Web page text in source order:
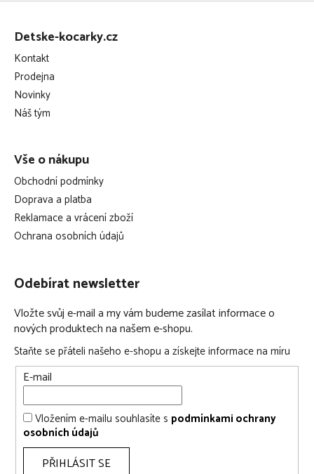
Z
Detske-kocarky.cz
Kontakt
Prodejna
Novinky
Náš tým
Vše o nákupu
Obchodní podmínky
Doprava a platba
Reklamace a vrácení zboží
Ochrana osobních údajů
Odebírat newsletter
Vložte svůj e-mail a my vám budeme zasílat informace o
nových produktech na našem e-shopu.
Staňte se přáteli našeho e-shopu a získejte informace na míru
E-mail
Vložením e-mailu souhlasíte s podmínkami ochrany
osobních údajů
PŘIHLÁSIT SE